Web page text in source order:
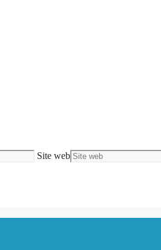
Site web